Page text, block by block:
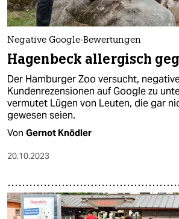
Negative Google-Bewertungen
Hagenbeck allergisch
Der Hamburger Zoo versucht,
Kundenrezensionen auf Google zu
vermutet Lügen von Leuten, die gar
gewesen seien.
Von Gernot Knödler
20.10.2023